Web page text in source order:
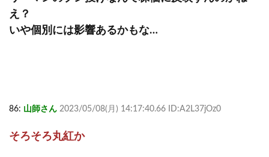
え？
いや個別には影響あるかもな…
86: 山師さん 2023/05/08(月) 14:17:40.66 ID:A2L37jOz0
そろそろ丸紅か